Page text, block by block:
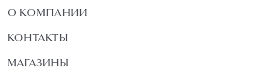
О КОМПАНИИ
КОНТАКТЫ
МАГАЗИНЫ